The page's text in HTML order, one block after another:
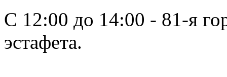
С 12:00 до 14:00 - 81-я
эстафета.